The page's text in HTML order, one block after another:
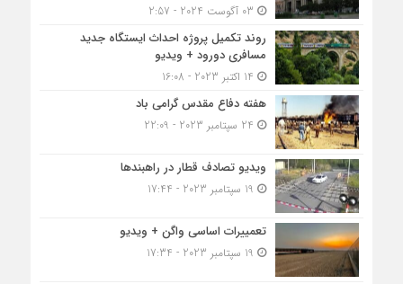
روند تکمیل پروژه احداث ایستگاه جدید
مسافری دورود + ویدیو
هفته دفاع مقدس گرامی باد
ویدیو تصادف قطار در راهبندها
تعمییرات اساسی واگن + ویدیو